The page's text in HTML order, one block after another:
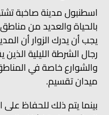
اسطنبول مدينة صاخبة
بالحياة والعديد من
يجب أن يدرك الزوار أن
رجال الشرطة الليلية
والشوارع خاصة في
ميدان تقسيم.
بينما يتم ذلك للحفاظ